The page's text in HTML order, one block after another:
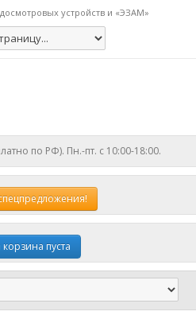
устройств и «ЭЗАМ»
по РФ). Пн.-пт. с 10:00-18:00.
пуста